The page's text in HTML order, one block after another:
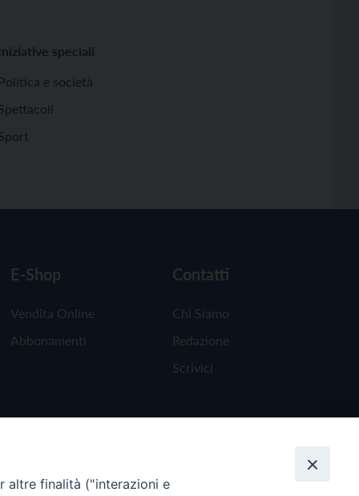
Iniziative speciali
Politica e società
E-Shop
Vendita Online
Abbonamenti
Contatti
Chi Siamo
Redazione
Scrivici
altre finalità ("interazioni e